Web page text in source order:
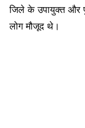
जिले के उपायुक्त और
लोग मौजूद थे।